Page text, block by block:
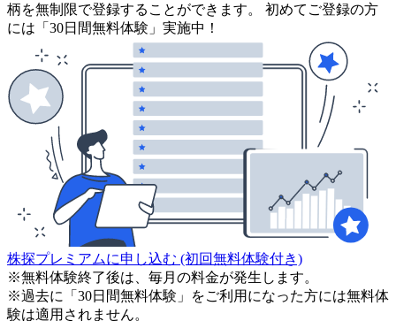
柄を無制限で登録することができます。 初めてご登録の方
には「30日間無料体験」実施中！
株探プレミアムに申し込む (初回無料体験付き)
※無料体験終了後は、毎月の料金が発生します。
※過去に「30日間無料体験」をご利用になった方には無料体
験は適用されません。